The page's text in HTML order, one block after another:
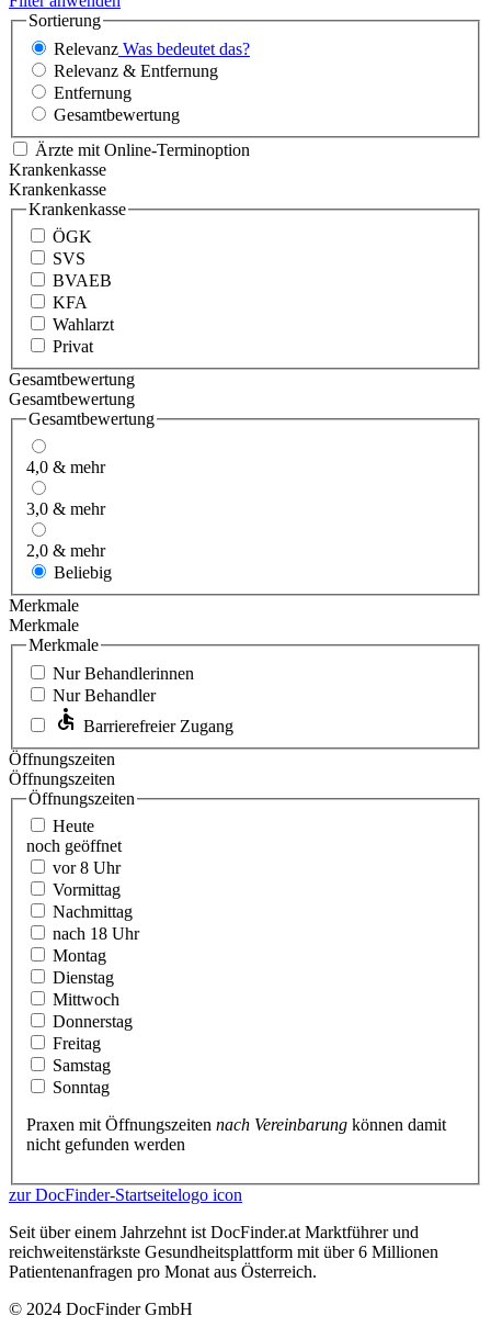
Sortierung
Relevanz Was bedeutet das?
Relevanz & Entfernung
Entfernung
Gesamtbewertung
Ärzte mit Online-Terminoption
Krankenkasse
Krankenkasse
Krankenkasse
ÖGK
SVS
BVAEB
KFA
Wahlarzt
Privat
Gesamtbewertung
Gesamtbewertung
Gesamtbewertung
4,0 & mehr
3,0 & mehr
2,0 & mehr
Beliebig
Merkmale
Merkmale
Merkmale
Nur Behandlerinnen
Nur Behandler
Barrierefreier Zugang
Öffnungszeiten
Öffnungszeiten
Öffnungszeiten
Heute
noch geöffnet
vor 8 Uhr
Vormittag
Nachmittag
nach 18 Uhr
Montag
Dienstag
Mittwoch
Donnerstag
Freitag
Samstag
Sonntag
Praxen mit Öffnungszeiten nach Vereinbarung können damit
nicht gefunden werden
zur DocFinder-Startseitelogo icon
Seit über einem Jahrzehnt ist DocFinder.at Marktführer und
reichweitenstärkste Gesundheitsplattform mit über 6 Millionen
Patientenanfragen pro Monat aus Österreich.
© 2024 DocFinder GmbH